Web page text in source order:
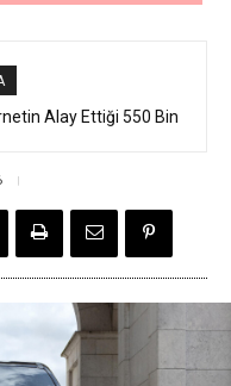
Alay Ettiği 550 Bin